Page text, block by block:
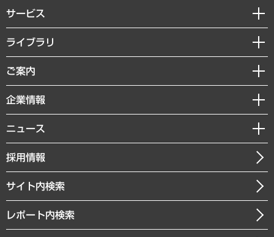
サービス
経営戦略
組織・人事戦略
デジタルイノベーション
共生・ダイバーシティ
GRC（ガバナンス・リスク・コンプライアンス）・防災（政策）
経済・産業・雇用・労働
まちづくり・観光・交通・スポーツ・スマートシティ
自然資源・農林水産業・食料システム
ライブラリ
経済調査
レポート
コラム
経営用語集
受託・受注実績（官公庁関連）
メディア掲載・出演
ご案内
セミナー・イベント情報
MUFGビジネスセミナー
受託案件情報
企業情報
私たちの想い
社長メッセージ
会社概要
沿革
組織図・本部部室紹介
ニュース
ニュースリリース
お知らせ
採用情報
サイト内検索
レポート内検索